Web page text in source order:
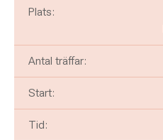
Plats:
Antal träffar:
Start:
Tid: